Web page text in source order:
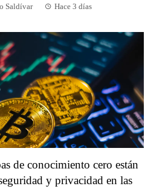
Saldívar Hace 3 días
de conocimiento cero están
y privacidad en las